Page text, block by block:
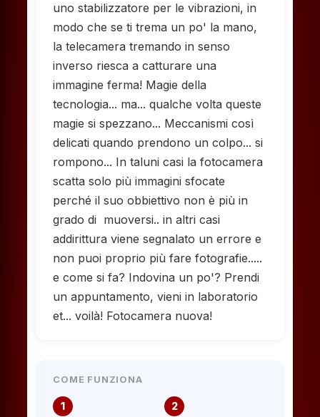
uno stabilizzatore per le vibrazioni, in
modo che se ti trema un po' la mano,
la telecamera tremando in senso
inverso riesca a catturare una
immagine ferma! Magie della
tecnologia... ma... qualche volta queste
magie si spezzano... Meccanismi così
delicati quando prendono un colpo... si
rompono... In taluni casi la fotocamera
scatta solo più immagini sfocate
perché il suo obbiettivo non è più in
grado di muoversi.. in altri casi
addirittura viene segnalato un errore e
non puoi proprio più fare fotografie.....
e come si fa? Indovina un po'? Prendi
un appuntamento, vieni in laboratorio
et... voilà! Fotocamera nuova!
COME FUNZIONA
1 2